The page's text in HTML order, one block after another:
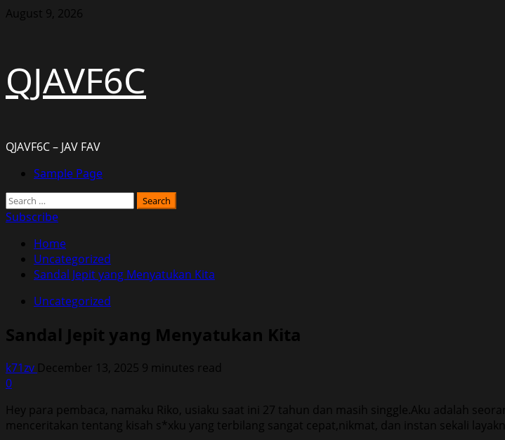
Skip
August 9, 2026
QJAVF6C
QJAVF6C – JAV FAV
PrimarySample Page
Search
for:
Subscribe
Home
Uncategorized
Sandal Jepit yang Menyatukan Kita
Uncategorized
Sandal Jepit yang Menyatukan Kita
k71zv December 13, 2025 9 minutes read
0
Hey para pembaca, namaku Riko, usiaku saat ini 27 tahun dan masih singgle.Aku adalah
menceritakan tentang kisah s*xku yang terbilang sangat cepat,nikmat, dan instan sekali